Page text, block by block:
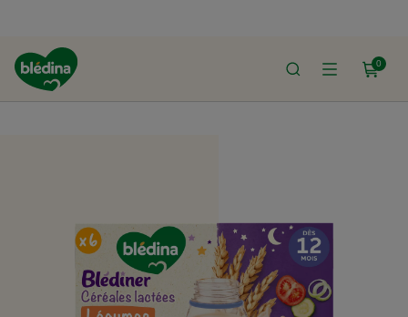
0
ACCUEIL